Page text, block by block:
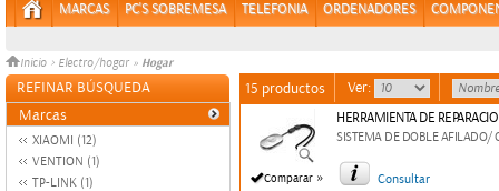
MARCAS PC'S SOBREMESA TELEFONIA ORDENADORES
Inicio > Electro/hogar » Hogar
REFINAR BÚSQUEDA
Marcas
XIAOMI (12)
VENTION (1)
TP-LINK (1)
15 productos Ver:
Comparar »
HERRAMIENTA DE
SISTEMA DE DOBLE AFILADO/
Consultar